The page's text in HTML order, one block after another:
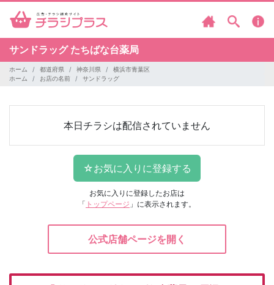
サンドラッグ たちばな台薬局
ホーム 都道府県 神奈川県
横浜市青葉区
ホーム
お店の名前 サンドラッグ
本日チラシは配信されていません
お気に入りに登録したお店は
「 トップページ 」に表示されます。
公式店舗ページを開く